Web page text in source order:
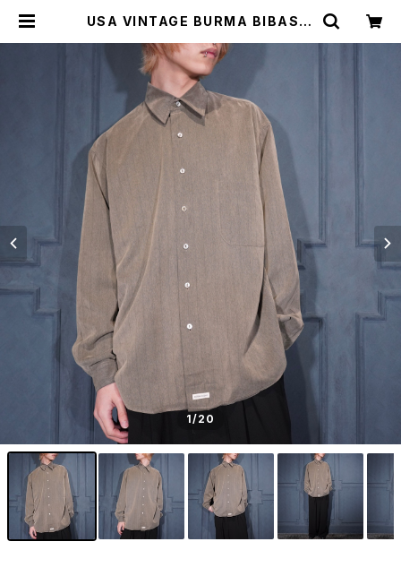
USA VINTAGE BURMA BIBAS C
WOVEN DESIGN SHIRT/アメリカ
古着ストライプ柄織デザインシャツ |
Titti Vintage
1/20